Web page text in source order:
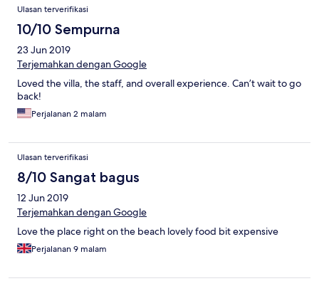
Ulasan terverifikasi
10/10 Sempurna
23 Jun 2019
Terjemahkan dengan Google
Loved the villa, the staff, and overall experience. Can’t wait to go
back!
Perjalanan 2 malam
Ulasan terverifikasi
8/10 Sangat bagus
12 Jun 2019
Terjemahkan dengan Google
Love the place right on the beach lovely food bit expensive
Perjalanan 9 malam